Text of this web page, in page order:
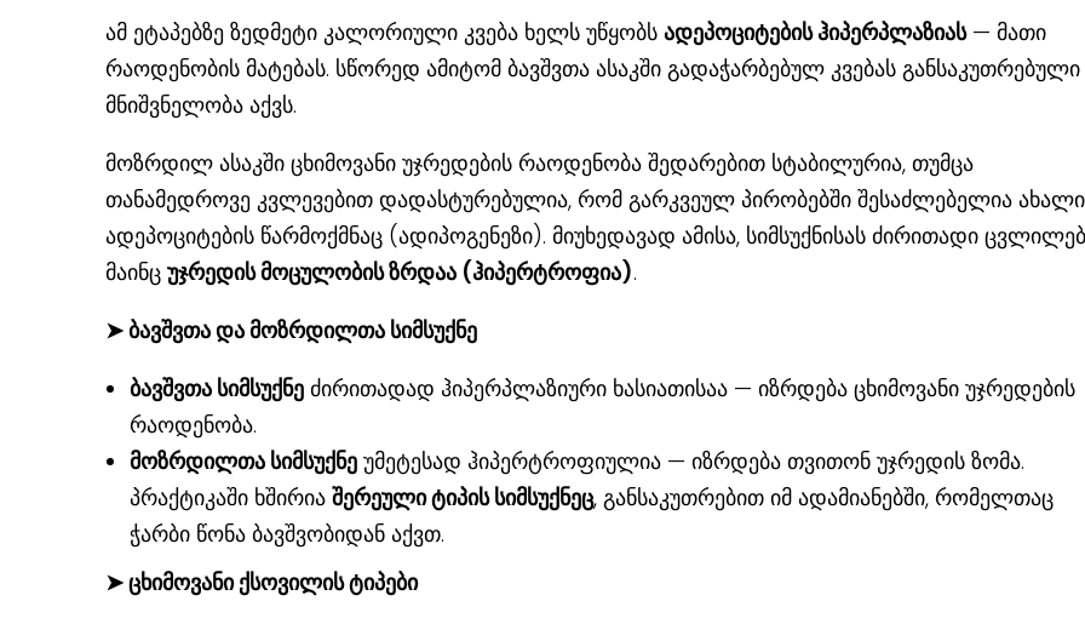
ამ ეტაპებზე ზედმეტი კალორიული კვება ხელს უწყობს ადეპოციტების ჰიპერპლაზიას— მათი
რაოდენობის მატებას. სწორედ ამიტომ ბავშვთა ასაკში გადაჭარბებულ კვებას განსაკუთრებული
მნიშვნელობა აქვს.
მოზრდილ ასაკში ცხიმოვანი უჯრედების რაოდენობა შედარებით სტაბილურია, თუმცა
თანამედროვე კვლევებით დადასტურებულია, რომ გარკვეულ პირობებში შესაძლებელია ახალი
ადეპოციტების წარმოქმნაც (ადიპოგენეზი). მიუხედავად ამისა, სიმსუქნისას ძირითადი
მაინც უჯრედის მოცულობის ზრდაა (ჰიპერტროფია).
➤ბავშვთა და მოზრდილთა სიმსუქნე
ბავშვთა სიმსუქნე ძირითადად ჰიპერპლაზიური ხასიათისაა — იზრდება ცხიმოვანი უჯრედების
რაოდენობა.
მოზრდილთა სიმსუქნე უმეტესად ჰიპერტროფიულია — იზრდება თვითონ უჯრედის ზომა.
პრაქტიკაში ხშირია შერეული ტიპის სიმსუქნეც, განსაკუთრებით იმ ადამიანებში, რომელთაც
ჭარბი წონა ბავშვობიდან აქვთ.
➤ცხიმოვანი ქსოვილის ტიპები